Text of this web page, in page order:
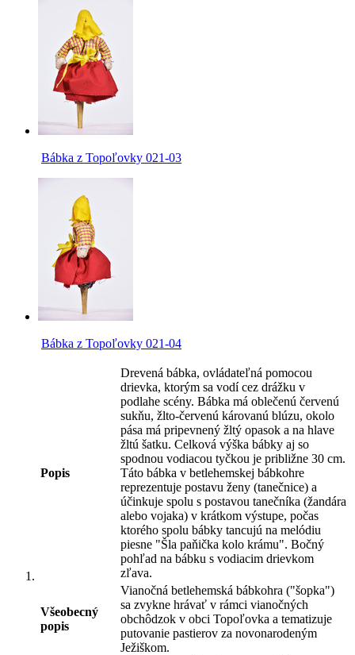
Bábka z Topoľovky 021-03
Bábka z Topoľovky 021-04
Popis
Drevená bábka, ovládateľná pomocou
drievka, ktorým sa vodí cez drážku v
podlahe scény. Bábka má oblečenú červenú
sukňu, žlto-červenú károvanú blúzu, okolo
pása má pripevnený žltý opasok a na hlave
žltú šatku. Celková výška bábky aj so
spodnou vodiacou tyčkou je približne 30 cm.
Táto bábka v betlehemskej bábkohre
reprezentuje postavu ženy (tanečnice) a
účinkuje spolu s postavou tanečníka (žandára
alebo vojaka) v krátkom výstupe, počas
ktorého spolu bábky tancujú na melódiu
piesne "Šla paňička kolo krámu". Bočný
pohľad na bábku s vodiacim drievkom
zľava.
Všeobecný
popis
Vianočná betlehemská bábkohra ("šopka")
sa zvykne hrávať v rámci vianočných
obchôdzok v obci Topoľovka a tematizuje
putovanie pastierov za novonarodeným
Ježiškom.